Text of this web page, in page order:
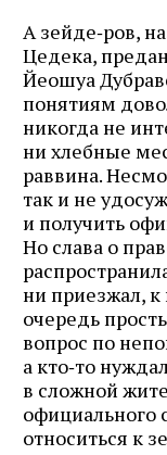
А зейде‑ров,
Цедека,
Йеошуа
понятиям
никогда не
ни хлебные
раввина.
так и не
и получить
Но слава о
ни приезжал, к
очередь
вопрос по
а кто‑то
в сложной
официального
относиться к